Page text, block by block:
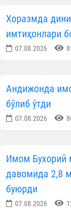
Хоразмда
имтиҳонлари
07.08.2026
Андижонда
бўлиб ўтди
07.08.2026
Имом Бухорий
давомида 2,8
буюрди
07.08.2026